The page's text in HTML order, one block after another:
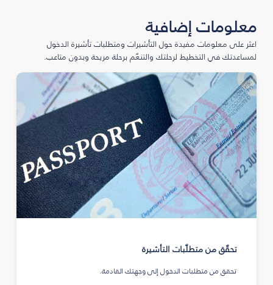
معلومات إضافية
اعثر على معلومات مفيدة حول التأشيرات ومتطلبات تأشيرة الدخول
لمساعدتك في التخطيط لرحلتك والتنعّم برحلة مريحة وبدون متاعب.
تحقّق من متطلّبات التأشيرة
تحقق من متطلبات الدخول إلى وجهتك القادمة.